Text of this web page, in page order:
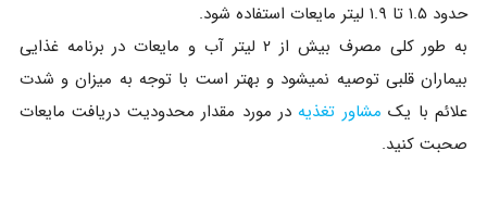
حدود ۱.۵ تا ۱.۹ لیتر مایعات استفاده شود.
به طور کلی مصرف بیش از ۲ لیتر آب و مایعات در برنامه غذایی
بیماران قلبی توصیه نمیشود و بهتر است با توجه به میزان و شدت
علائم با یک مشاور تغذیهدر مورد مقدار محدودیت دریافت مایعات
صحبت کنید.